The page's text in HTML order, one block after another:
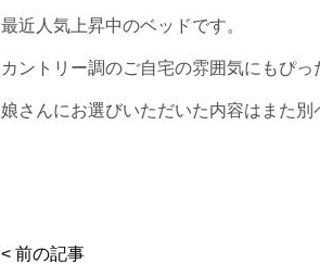
最近人気上昇中のベッドです。
カントリー調のご自宅の雰囲気にもぴっ
娘さんにお選びいただいた内容はまた別
< 前の記事